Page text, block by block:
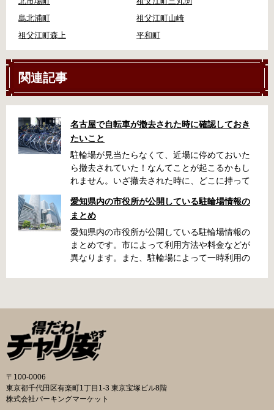
島北浦町
祖父江町山崎
祖父江町森上
平和町
関連記事
名古屋で自転車が撤去された時に確認しておき
たいこと
駐輪場が見当たらなくて、近場に停めておいた
ら撤去されていた！なんてことが起こるかもし
れません。いざ撤去された時に、どこに持って
名古屋周辺で自転車が撤去された時に知ってお
くと便利な情報をまとめました。 一宮市で撤去
された場合 一宮市役所 一宮駅・自転車一時保管
所 住所 一宮市栄4丁目6-11 電話 0586-71-7100
最寄駅 JR東海道本線尾張一宮駅より 徒歩4分 返
千種区吹上1丁目(若宮大通内) 電話 052-731-
8544 最寄駅 市バス「千早」下車、花田公園北
名古屋高速高架下より 徒歩2分 返還の際に必要
な書類 返還料 3,500円 自転車の鍵 身分証明証
印鑑 名古屋市HPはこちら 豊田市で撤去された
市朝日ケ丘6丁目74 電話 0565-34-5200 最寄駅
愛知環状鉄道線新上挙母駅より 徒歩15分 返還
愛知県内の市役所が公開している駐輪場情報の
まとめ
愛知県内の市役所が公開している駐輪場情報の
まとめです。市によって利用方法や料金などが
異なります。また、駐輪場によって一時利用の
の自転車駐輪場 利用方法 利用登録申請書の提出
詳しくは直接管理事務所へお尋ねください。 利
用料金 登録手数料 不要です。 定期利用料金 一
般：2,500円／月 大学生等：1,700円／月 高校
生以下：1,500円／月 一部の方は全額免除とな
障害者手帳をお持ちの方…等） 詳しくは、市役
所にお問い合わせください。 一時利用料金 1日
〒100-0006
東京都千代田区有楽町1丁目1-3 東京宝塚ビル8階
株式会社パーキングマーケット